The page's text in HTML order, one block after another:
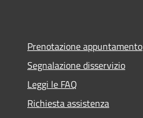
Prenotazione appuntamento
Segnalazione disservizio
Leggi le FAQ
Richiesta assistenza